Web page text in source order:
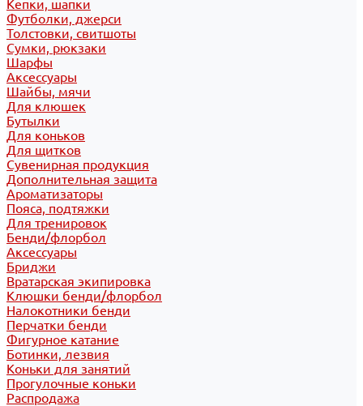
Кепки, шапки
Футболки, джерси
Толстовки, свитшоты
Сумки, рюкзаки
Шарфы
Аксессуары
Шайбы, мячи
Для клюшек
Бутылки
Для коньков
Для щитков
Сувенирная продукция
Дополнительная защита
Ароматизаторы
Пояса, подтяжки
Для тренировок
Бенди/флорбол
Аксессуары
Бриджи
Вратарская экипировка
Клюшки бенди/флорбол
Налокотники бенди
Перчатки бенди
Фигурное катание
Ботинки, лезвия
Коньки для занятий
Прогулочные коньки
Распродажа